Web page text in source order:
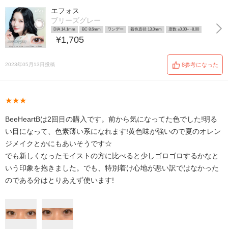
エフォス
ブリーズグレー
DIA 14.1mm BC 8.6mm ワンデー 着色直径 13.0mm 度数 ±0.00~ -8.00
¥1,705
2023年05月13日投稿 8参考になった
★★★
BeeHeartBは2回目の購入です。前から気になってた色でした!明る
い目になって、色素薄い系になれます!黄色味が強いので夏のオレン
ジメイクとかにもあいそうです☆
でも新しくなったモイストの方に比べると少しゴロゴロするかなと
いう印象を抱きました。でも、特別着け心地が悪い訳ではなかった
のである分はとりあえず使います!